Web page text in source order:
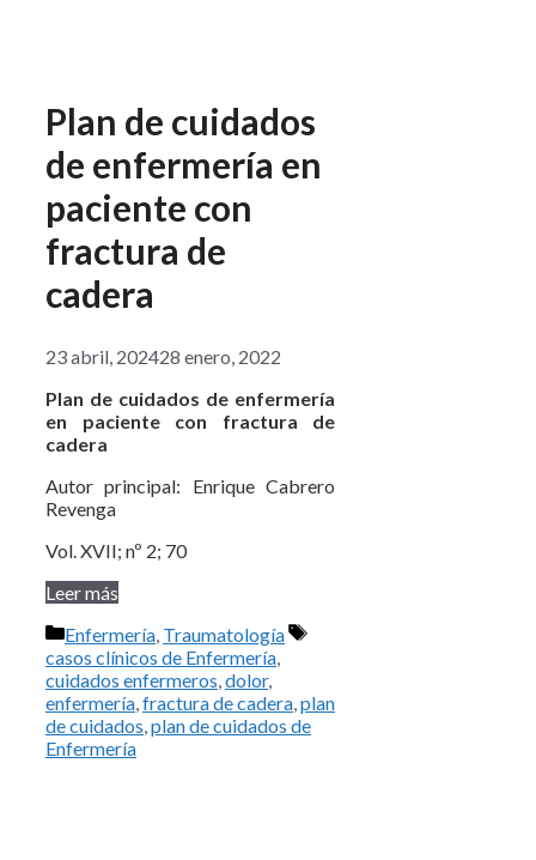
Plan de cuidados
de enfermería en
paciente con
fractura de
cadera
23 abril, 202428 enero, 2022
Plan de cuidados de enfermería
en paciente con fractura de
cadera
Autor principal: Enrique Cabrero
Revenga
Vol. XVII; nº 2; 70
Leer más
Categorías
Enfermería, Traumatología
Etiquetas
casos clínicos de Enfermería,
cuidados enfermeros,dolor,
enfermería,fractura de cadera,plan
de cuidados,plan de cuidados de
Enfermería